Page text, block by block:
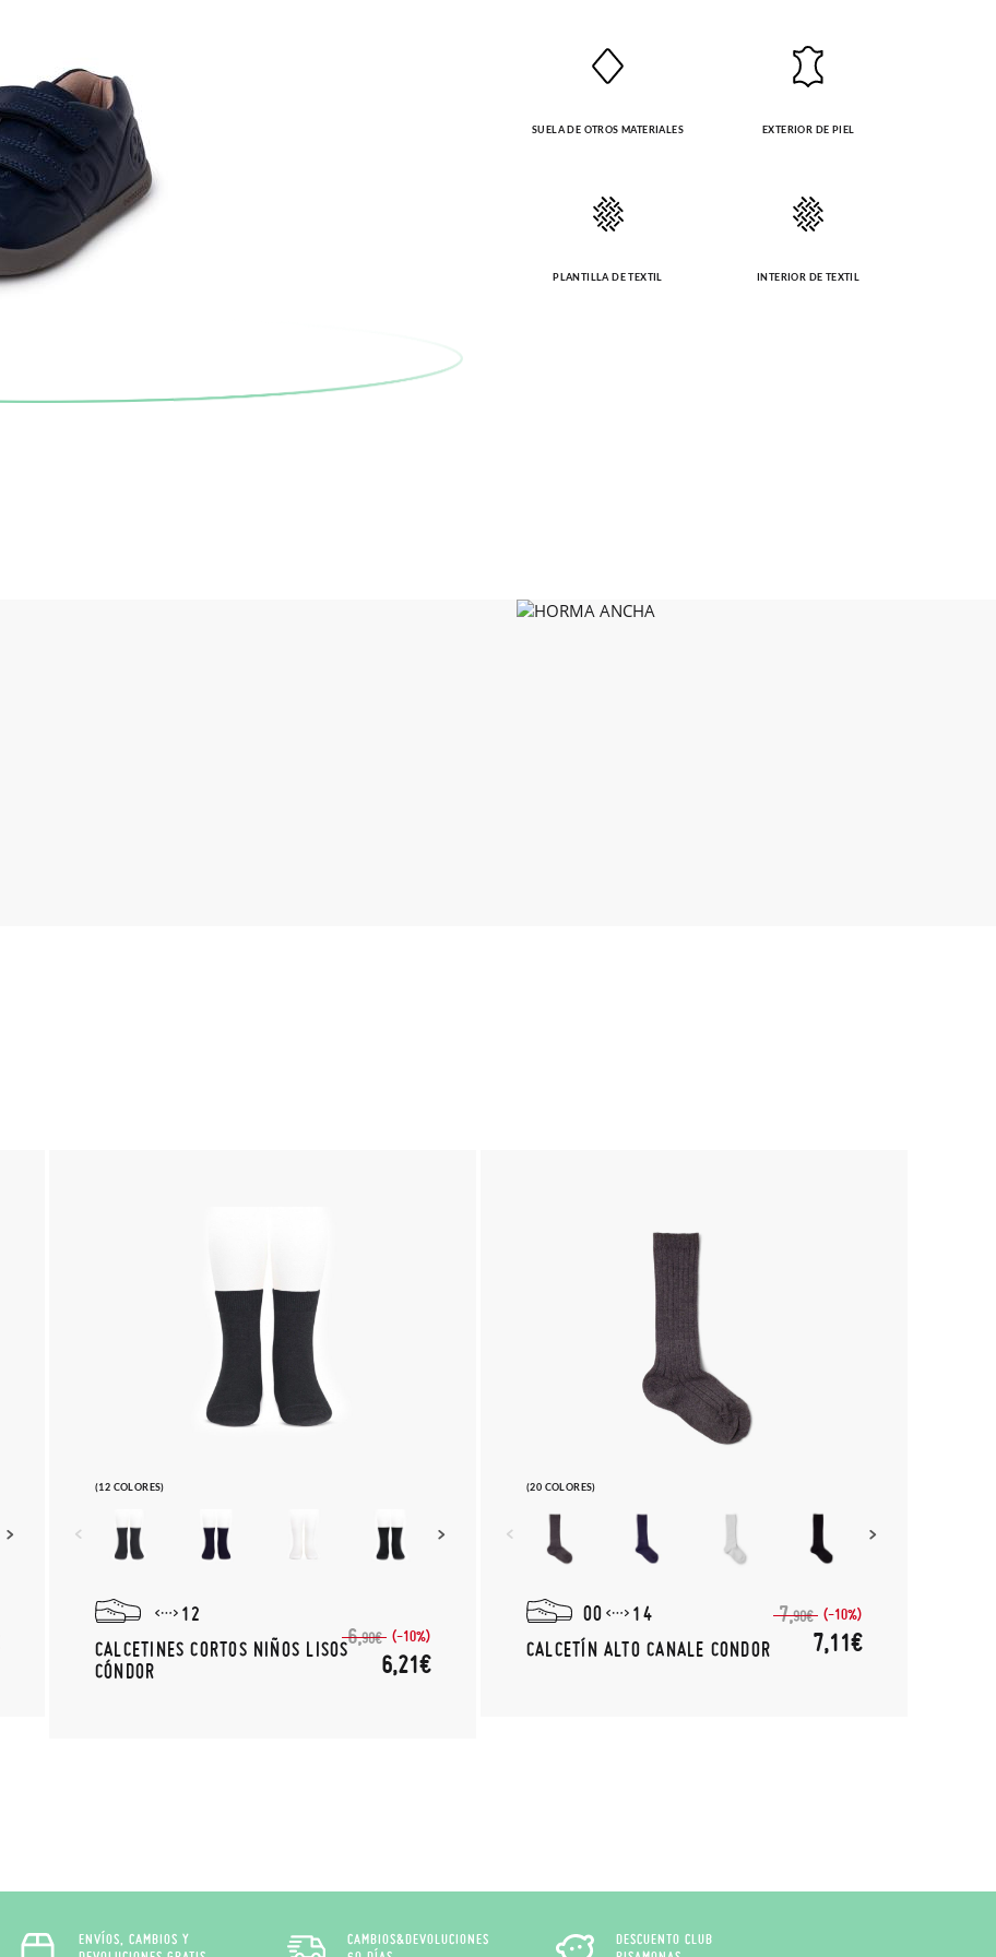
SUELA DE OTROS MATERIALES EXTERIOR DE PIEL
PLANTILLA DE TEXTIL INTERIOR DE TEXTIL
(12 COLORES)
12
CALCETINES CORTOS NIÑOS LISOS
CÓNDOR
6,90€ (-10%)
6,21€
(20 COLORES)
00
14
CALCETÍN ALTO CANALE CONDOR
7,90€ (-10%)
7,11€
ENVÍOS, CAMBIOS Y
CAMBIOS&DEVOLUCIONES
DESCUENTO CLUB